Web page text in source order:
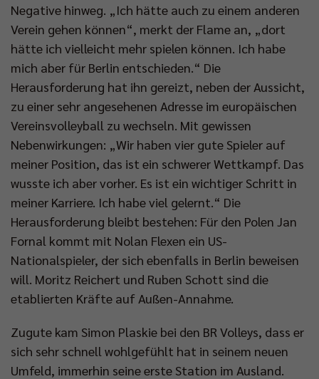
Negative hinweg. „Ich hätte auch zu einem anderen
Verein gehen können“, merkt der Flame an, „dort
hätte ich vielleicht mehr spielen können. Ich habe
mich aber für Berlin entschieden.“ Die
Herausforderung hat ihn gereizt, neben der Aussicht,
zu einer sehr angesehenen Adresse im europäischen
Vereinsvolleyball zu wechseln. Mit gewissen
Nebenwirkungen: „Wir haben vier gute Spieler auf
meiner Position, das ist ein schwerer Wettkampf. Das
wusste ich aber vorher. Es ist ein wichtiger Schritt in
meiner Karriere. Ich habe viel gelernt.“ Die
Herausforderung bleibt bestehen: Für den Polen Jan
Fornal kommt mit Nolan Flexen ein US-
Nationalspieler, der sich ebenfalls in Berlin beweisen
will. Moritz Reichert und Ruben Schott sind die
etablierten Kräfte auf Außen-Annahme.
Zugute kam Simon Plaskie bei den BR Volleys, dass er
sich sehr schnell wohlgefühlt hat in seinem neuen
Umfeld, immerhin seine erste Station im Ausland.